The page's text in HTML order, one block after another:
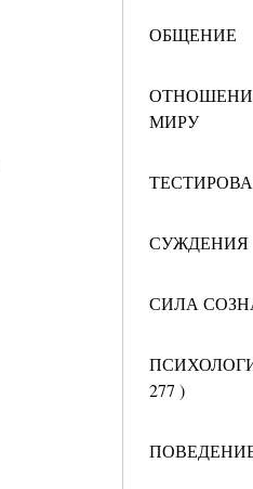
ОБЩЕНИЕ
МИРУ
СУЖДЕНИЯ
СИЛА
277 )